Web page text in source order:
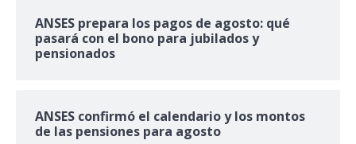
ANSES prepara los pagos de agosto: qué
pasará con el bono para jubilados y
pensionados
ANSES confirmó el calendario y los montos
de las pensiones para agosto